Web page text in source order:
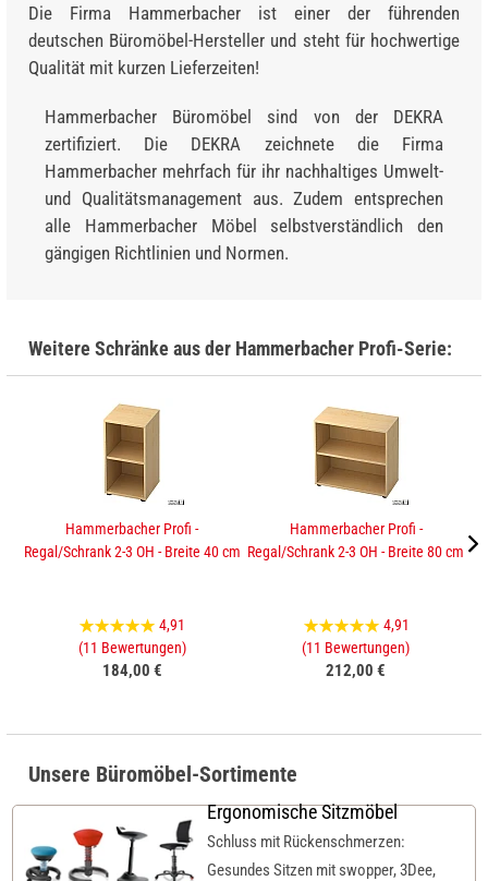
Die Firma Hammerbacher ist einer der führenden
deutschen Büromöbel-Hersteller und steht für hochwertige
Qualität mit kurzen Lieferzeiten!
Hammerbacher Büromöbel sind von der DEKRA
zertifiziert. Die DEKRA zeichnete die Firma
Hammerbacher mehrfach für ihr nachhaltiges Umwelt-
und Qualitätsmanagement aus. Zudem entsprechen
alle Hammerbacher Möbel selbstverständlich den
gängigen Richtlinien und Normen.
Weitere Schränke aus der Hammerbacher Profi-Serie:
Hammerbacher Profi -
Regal/Schrank 2-3 OH - Breite 40 cm
4,91
(11 Bewertungen)
184,00 €
Hammerbacher Profi -
Regal/Schrank 2-3 OH - Breite 80 cm
4,91
(11 Bewertungen)
212,00 €
Unsere Büromöbel-Sortimente
Ergonomische Sitzmöbel
Schluss mit Rückenschmerzen:
Gesundes Sitzen mit swopper, 3Dee,